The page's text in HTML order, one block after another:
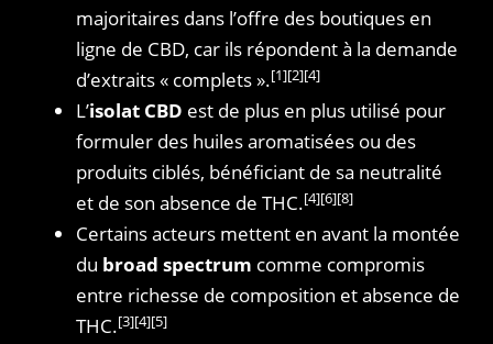
majoritaires dans l’offre des boutiques en
ligne de CBD, car ils répondent à la demande
d’extraits « complets ».[1][2][4]
L’isolat CBD est de plus en plus utilisé pour
formuler des huiles aromatisées ou des
produits ciblés, bénéficiant de sa neutralité
et de son absence de THC.[4][6][8]
Certains acteurs mettent en avant la montée
du broad spectrum comme compromis
entre richesse de composition et absence de
THC.[3][4][5]